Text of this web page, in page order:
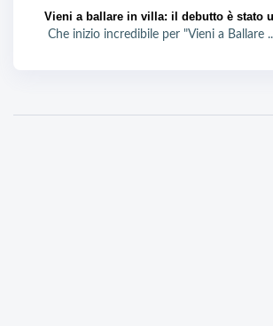
Vieni a ballare in villa: il debutto è stato
Che inizio incredibile per "Vieni a Ballare